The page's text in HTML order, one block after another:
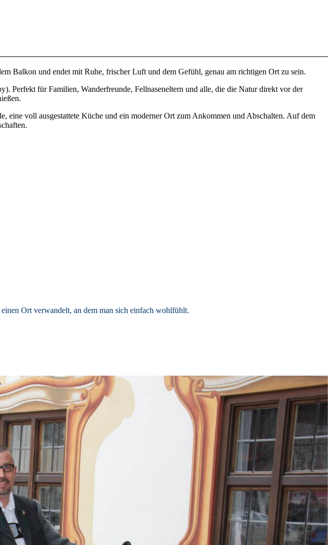
Balkon und endet mit Ruhe, frischer Luft und dem Gefühl, genau am richtigen Ort zu sein.
Perfekt für Familien, Wanderfreunde, Fellnaseneltern und alle, die die Natur direkt vor der
eine voll ausgestattete Küche und ein moderner Ort zum Ankommen und Abschalten. Auf dem
Ort verwandelt, an dem man sich einfach wohlfühlt.